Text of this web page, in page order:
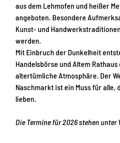
aus dem Lehmofen und heißer
angeboten. Besondere
Kunst- und
werden.
Mit Einbruch der Dunkelheit
Handelsbörse und Altem
altertümliche Atmosphäre. Der
Naschmarkt ist ein Muss für alle,
lieben.
Die Termine für 2026 stehen unter